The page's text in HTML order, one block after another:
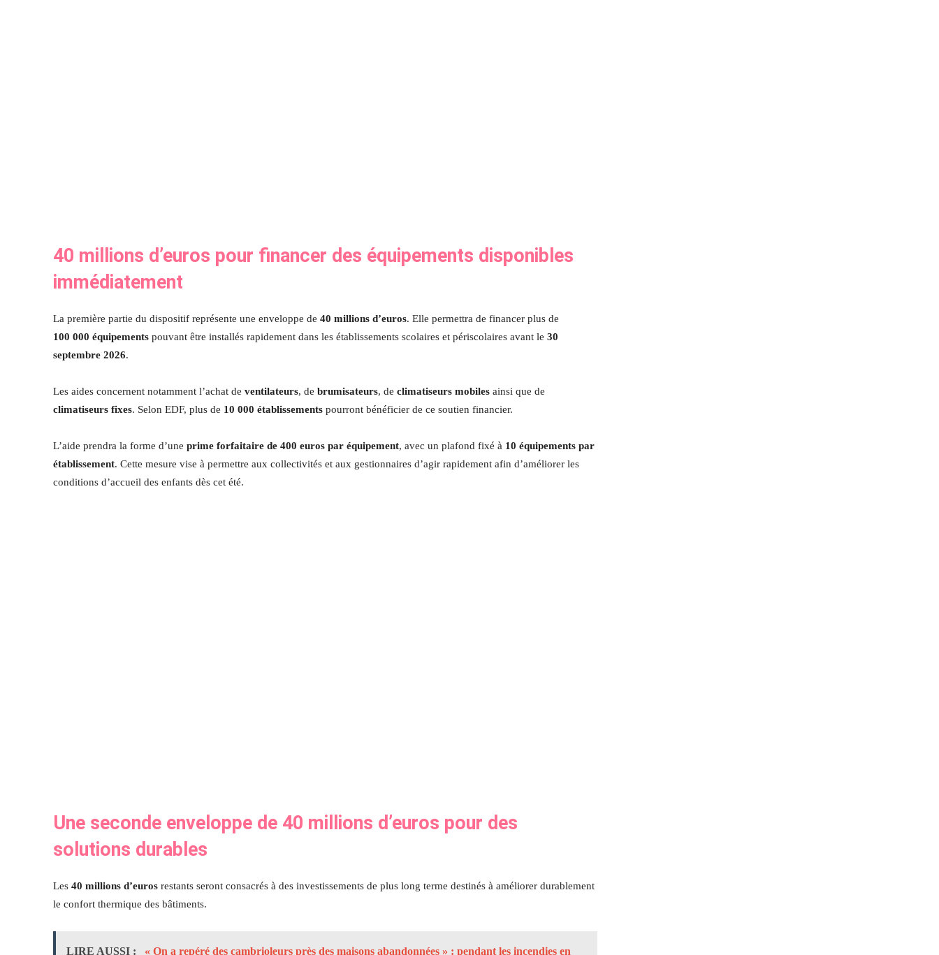
40 millions d’euros pour financer des équipements disponibles
immédiatement
La première partie du dispositif représente une enveloppe de 40 millions d’euros. Elle permettra de financer plus de
100 000 équipements pouvant être installés rapidement dans les établissements scolaires et périscolaires avant le 30
septembre 2026.
Les aides concernent notamment l’achat de ventilateurs, de brumisateurs, de climatiseurs mobiles ainsi que de
climatiseurs fixes. Selon EDF, plus de 10 000 établissements pourront bénéficier de ce soutien financier.
L’aide prendra la forme d’une prime forfaitaire de 400 euros par équipement, avec un plafond fixé à 10 équipements par
établissement. Cette mesure vise à permettre aux collectivités et aux gestionnaires d’agir rapidement afin d’améliorer les
conditions d’accueil des enfants dès cet été.
Une seconde enveloppe de 40 millions d’euros pour des
solutions durables
Les 40 millions d’euros restants seront consacrés à des investissements de plus long terme destinés à améliorer durablement
le confort thermique des bâtiments.
LIRE AUSSI : « On a repéré des cambrioleurs près des maisons abandonnées » : pendant les incendies en